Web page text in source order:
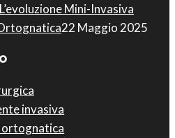
Mini-Invasiva
22 Maggio 2025
invasiva
ortognatica